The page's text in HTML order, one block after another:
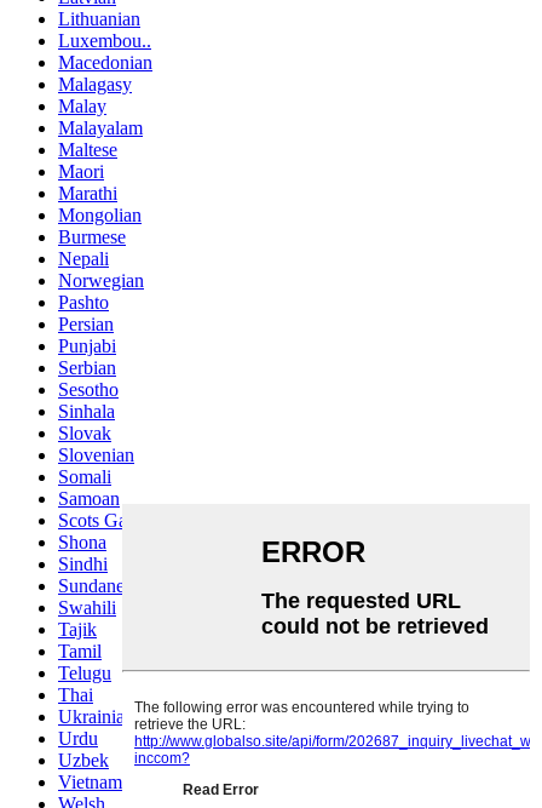
Lithuanian
Luxembou..
Macedonian
Malagasy
Malay
Malayalam
Maltese
Maori
Marathi
Mongolian
Burmese
Nepali
Norwegian
Pashto
Persian
Punjabi
Serbian
Sesotho
Sinhala
Slovak
Slovenian
Somali
Samoan
Scots Gaelic
Shona
Sindhi
Sundanese
Swahili
Tajik
Tamil
Telugu
Thai
Ukrainian
Urdu
Uzbek
Vietnamese